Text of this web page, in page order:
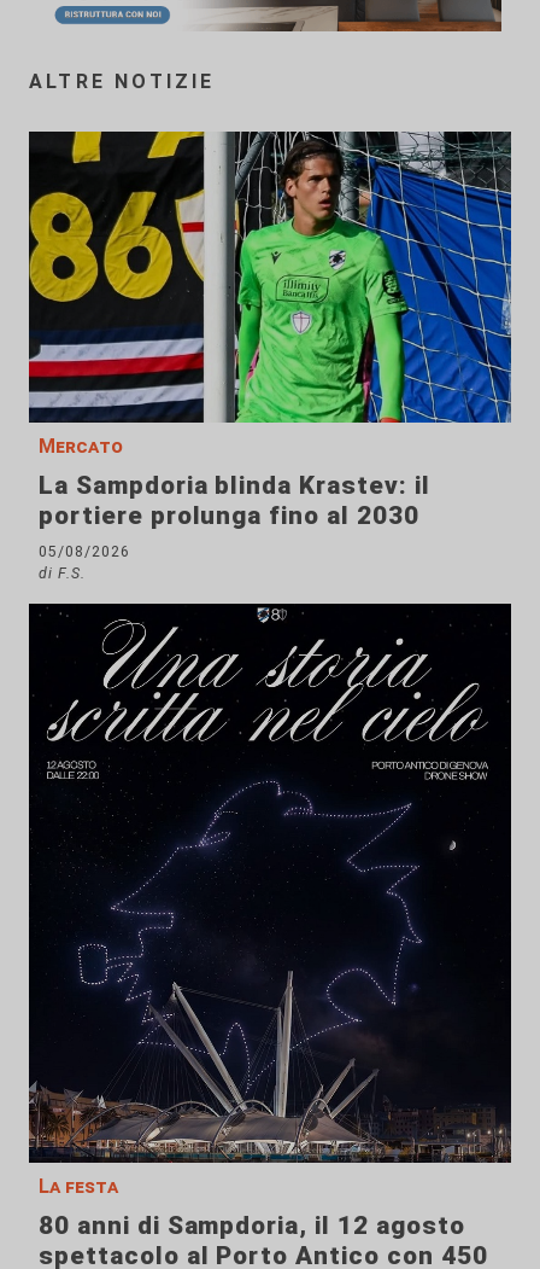
ALTRE NOTIZIE
Mercato
La Sampdoria blinda Krastev: il
portiere prolunga fino al 2030
05/08/2026
di F.S.
La festa
80 anni di Sampdoria, il 12 agosto
spettacolo al Porto Antico con 450